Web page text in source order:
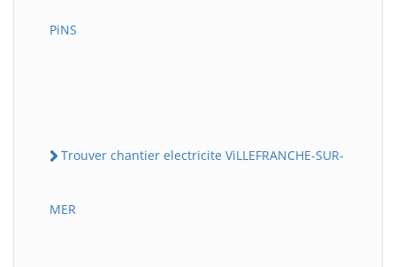
PiNS
Trouver chantier electricite ViLLEFRANCHE-SUR-
MER